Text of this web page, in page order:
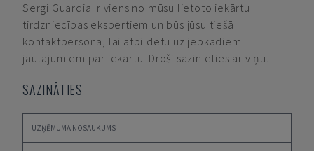
Sergi Guardia Ir viens no mūsu lietoto iekārtu
tirdzniecības ekspertiem un būs jūsu tiešā
kontaktpersona, lai atbildētu uz jebkādiem
jautājumiem par iekārtu. Droši sazinieties ar viņu.
SAZINĀTIES